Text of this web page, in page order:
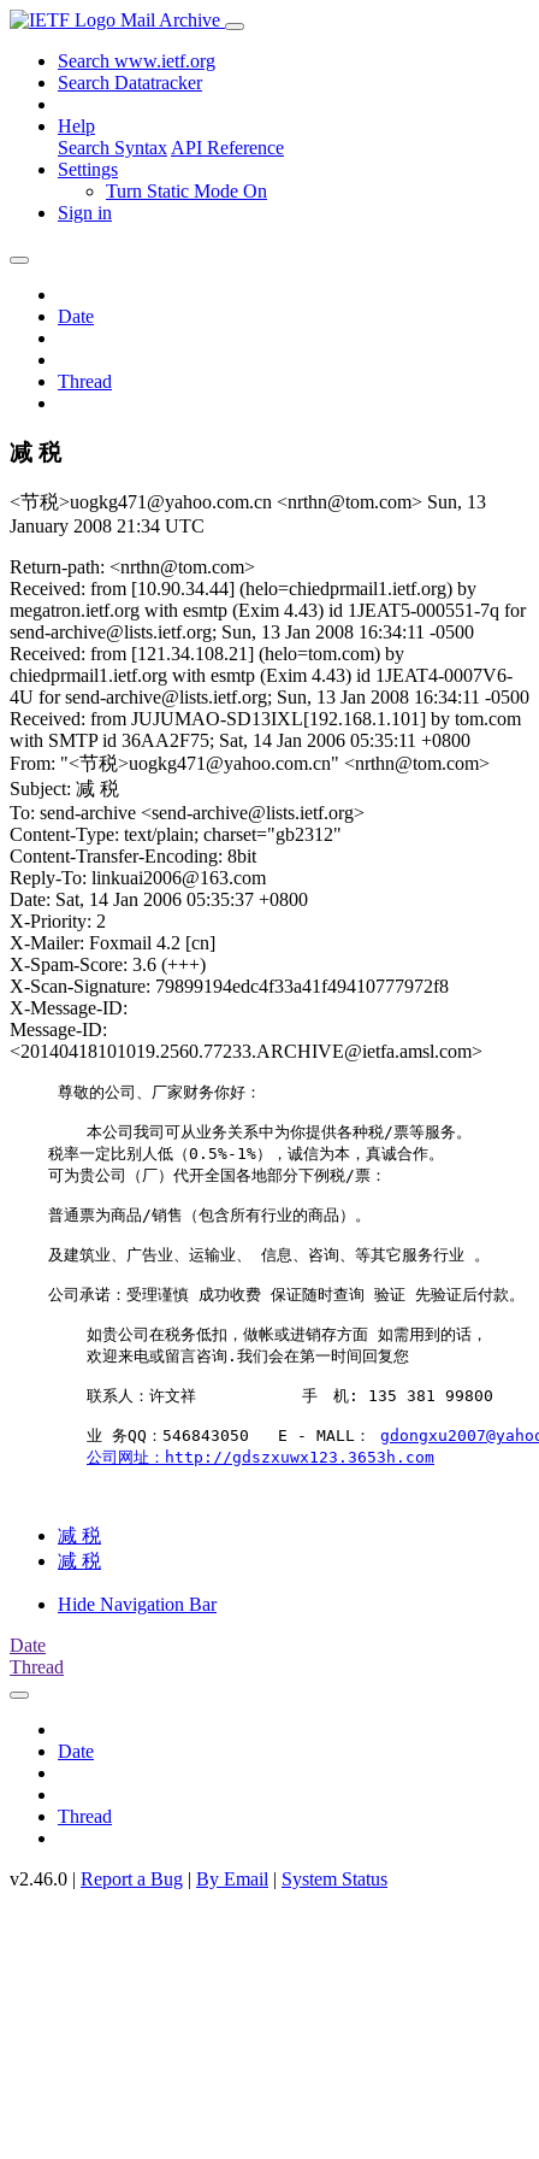
Mail Archive
Search www.ietf.org
Search Datatracker
Help
Search Syntax API Reference
Settings
Turn Static Mode On
Sign in
Date
Thread
减 税
<节税>uogkg471@yahoo.com.cn <nrthn@tom.com> Sun, 13
January 2008 21:34 UTC
Return-path: <nrthn@tom.com>
Received: from [10.90.34.44] (helo=chiedprmail1.ietf.org) by
megatron.ietf.org with esmtp (Exim 4.43) id 1JEAT5-000551-7q for
send-archive@lists.ietf.org; Sun, 13 Jan 2008 16:34:11 -0500
Received: from [121.34.108.21] (helo=tom.com) by
chiedprmail1.ietf.org with esmtp (Exim 4.43) id 1JEAT4-0007V6-
4U for send-archive@lists.ietf.org; Sun, 13 Jan 2008 16:34:11 -0500
Received: from JUJUMAO-SD13IXL[192.168.1.101] by tom.com
with SMTP id 36AA2F75; Sat, 14 Jan 2006 05:35:11 +0800
From: "<节税>uogkg471@yahoo.com.cn" <nrthn@tom.com>
Subject: 减 税
To: send-archive <send-archive@lists.ietf.org>
Content-Type: text/plain; charset="gb2312"
Content-Transfer-Encoding: 8bit
Reply-To: linkuai2006@163.com
Date: Sat, 14 Jan 2006 05:35:37 +0800
X-Priority: 2
X-Mailer: Foxmail 4.2 [cn]
X-Spam-Score: 3.6 (+++)
X-Scan-Signature: 79899194edc4f33a41f49410777972f8
X-Message-ID:
Message-ID:
<20140418101019.2560.77233.ARCHIVE@ietfa.amsl.com>
     尊敬的公司、厂家财务你好：
        本公司我司可从业务关系中为你提供各种税/票等服务。
    税率一定比别人低（0.5%-1%），诚信为本，真诚合作。
    可为贵公司（厂）代开全国各地部分下例税/票：
    普通票为商品/销售（包含所有行业的商品）。
    及建筑业、广告业、运输业、 信息、咨询、等其它服务行业 。
    公司承诺：受理谨慎 成功收费 保证随时查询 验证 先验证后付款。
        如贵公司在税务低扣，做帐或进销存方面 如需用到的话，
        欢迎来电或留言咨询.我们会在第一时间回复您
        联系人：许文祥           手　机: 135 381 99800
        业 务QQ：546843050   E - MALL：
公司网址：http://gdszxuwx123.3653h.com
减 税
减 税
Hide Navigation Bar
Date
Thread
Date
Thread
v2.46.0 | Report a Bug | By Email | System Status